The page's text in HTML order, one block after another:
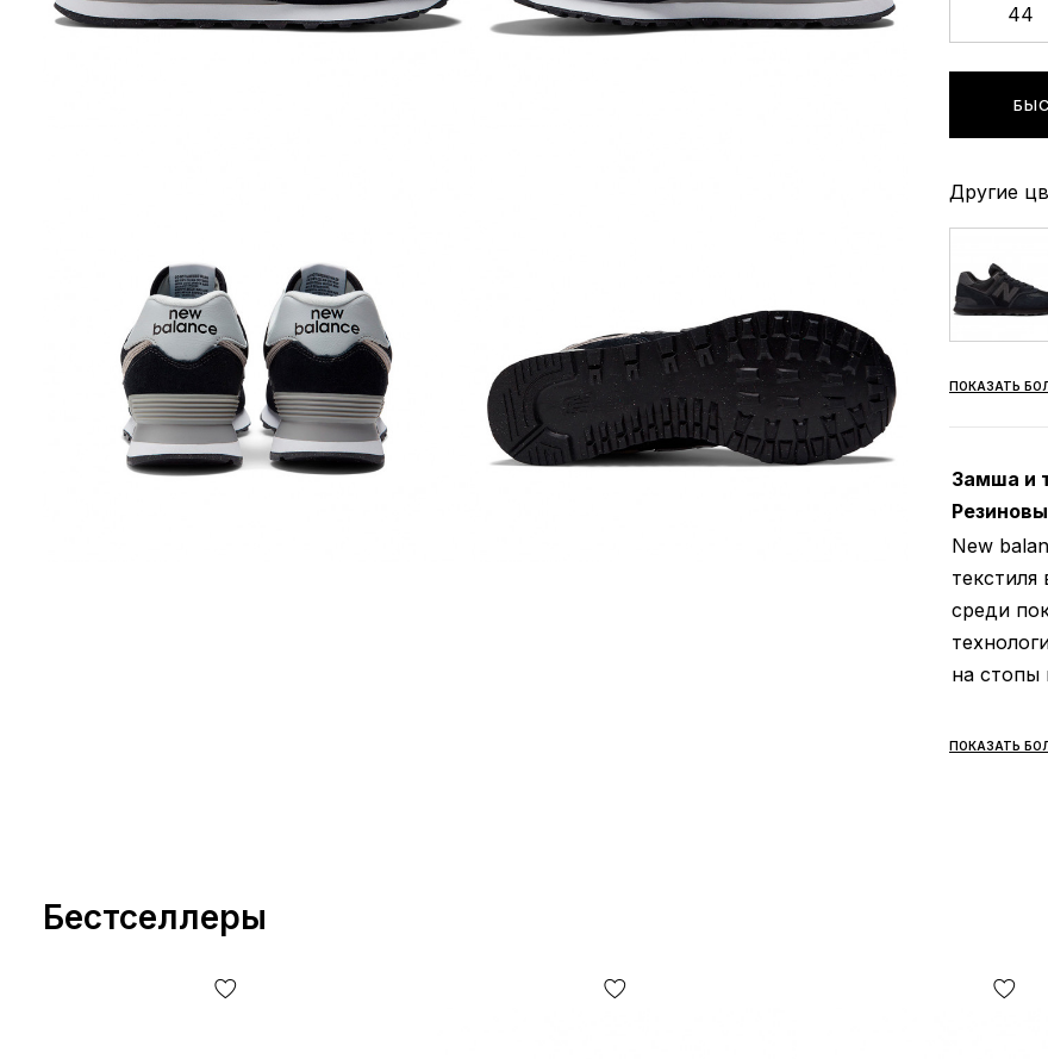
44
Другие
ПОКАЗАТЬ
Замша и
New
среди
на стопы
ПОКАЗАТЬ
Бестселлеры